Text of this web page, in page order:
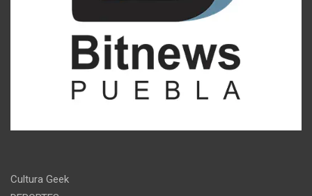
Cultura Geek